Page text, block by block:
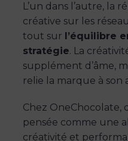
L’un dans l’autre, la
créative sur les
tout sur l’équilibre
stratégie. La
supplément d’âme,
relie la marque à son
Chez OneChocolate,
pensée comme une
créativité et